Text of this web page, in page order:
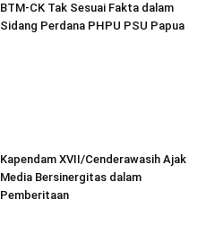
BTM-CK Tak Sesuai Fakta dalam
Sidang Perdana PHPU PSU Papua
Kapendam XVII/Cenderawasih Ajak
Media Bersinergitas dalam
Pemberitaan